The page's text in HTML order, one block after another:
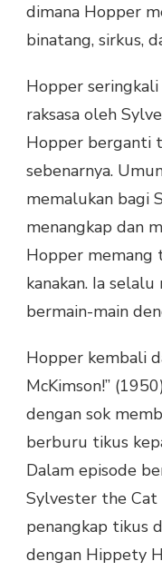
dimana Hopper
binatang, sirkus,
Hopper
raksasa oleh
Hopper berganti
sebenarnya.
memalukan bagi
menangkap dan
Hopper memang
kanakan. Ia
bermain-main
Hopper kembali
McKimson!”
dengan sok
berburu tikus
Dalam episode
Sylvester the Cat
penangkap tikus
dengan Hippety